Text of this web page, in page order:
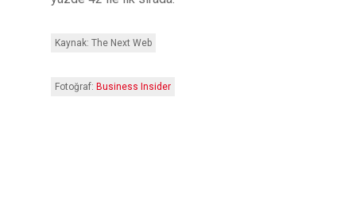
Kaynak: The Next Web
Fotoğraf: Business Insider